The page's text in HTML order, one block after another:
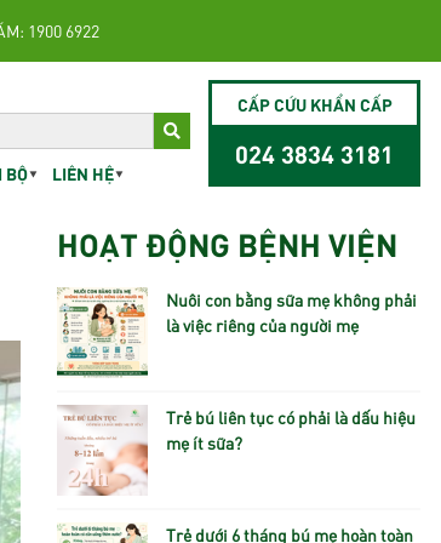
1900 6922
BỘ LIÊN HỆ
CẤP CỨU KHẨN CẤP
024 3834 3181
HOẠT ĐỘNG BỆNH VIỆN
Nuôi con bằng sữa mẹ không phải
là việc riêng của người mẹ
Trẻ bú liên tục có phải là dấu hiệu
mẹ ít sữa?
Trẻ dưới 6 tháng bú mẹ hoàn toàn